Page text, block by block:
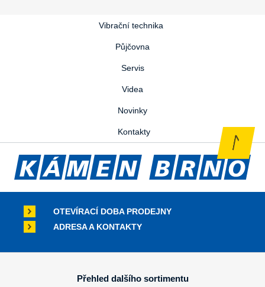
Vibrační technika
Půjčovna
Servis
Videa
Novinky
Kontakty
OTEVÍRACÍ DOBA PRODEJNY
ADRESA A KONTAKTY
Přehled dalšího sortimentu